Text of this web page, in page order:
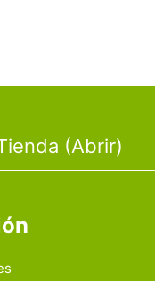
(Abrir)